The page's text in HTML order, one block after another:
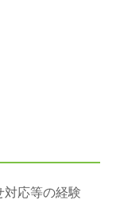
対応等の経験